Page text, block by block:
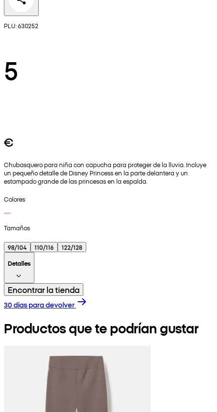
PLU: 630252
5
€
Chubasquero para niña con capucha para proteger de la lluvia. Incluye
un pequeño detalle de Disney Princess en la parte delantera y un
estampado grande de las princesas en la espalda.
Colores
Tamaños
98/104 110/116
122/128
Detalles
Encontrar la tienda
30 días para devolver
Productos que te podrían gustar